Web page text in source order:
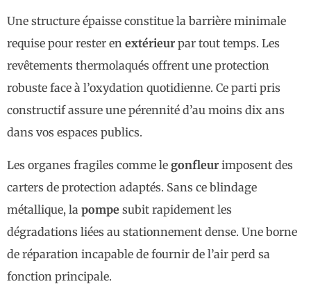
Une structure épaisse constitue la barrière minimale
requise pour rester en extérieur par tout temps. Les
revêtements thermolaqués offrent une protection
robuste face à l’oxydation quotidienne. Ce parti pris
constructif assure une pérennité d’au moins dix ans
dans vos espaces publics.
Les organes fragiles comme le gonfleur imposent des
carters de protection adaptés. Sans ce blindage
métallique, la pompe subit rapidement les
dégradations liées au stationnement dense. Une borne
de réparation incapable de fournir de l’air perd sa
fonction principale.